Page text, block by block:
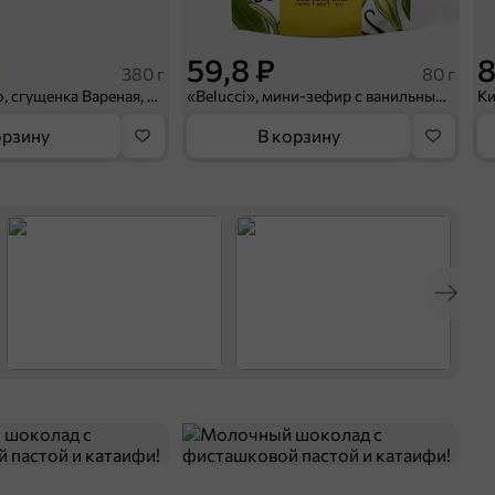
380 г
«Главпродукт», сгущенка Вареная, 380 г
59,8 ₽ 80 г
«Belucci», мини-зефир с ванильным вкусом, 80 г
В корзину